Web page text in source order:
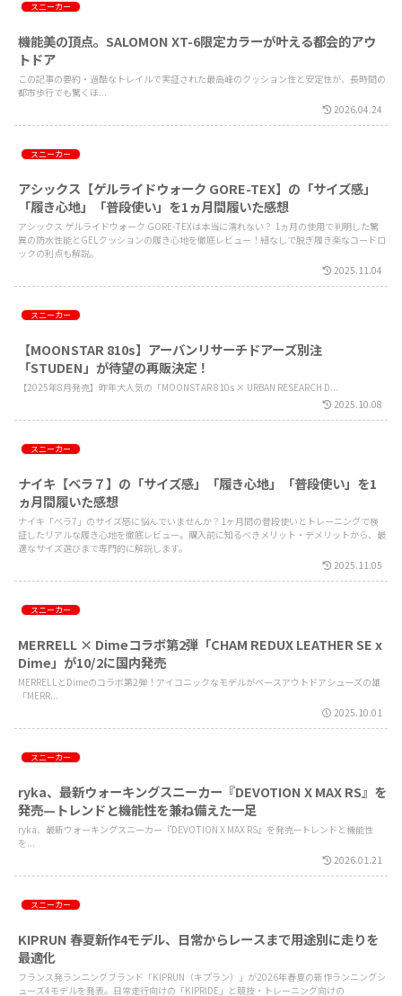
スニーカー
機能美の頂点。SALOMON XT-6限定カラーが叶える都会的アウ
トドア
この記事の要約・過酷なトレイルで実証された最高峰のクッション性と安定性が、長時間の
都市歩行でも驚くほ...
2026.04.24
スニーカー
アシックス【ゲルライドウォーク GORE-TEX】の「サイズ感」
「履き心地」「普段使い」を1ヵ月間履いた感想
アシックス ゲルライドウォーク GORE-TEXは本当に濡れない？ 1ヵ月の使用で判明した驚
異の防水性能とGELクッションの履き心地を徹底レビュー！紐なしで脱ぎ履き楽なコードロ
ックの利点も解説。
2025.11.04
スニーカー
【MOONSTAR 810s】アーバンリサーチドアーズ別注
「STUDEN」が待望の再販決定！
【2025年8月発売】昨年大人気の「MOONSTAR 810s × URBAN RESEARCH D...
2025.10.08
スニーカー
ナイキ【ベラ７】の「サイズ感」「履き心地」「普段使い」を1
ヵ月間履いた感想
ナイキ「ベラ7」のサイズ感に悩んでいませんか？1ヶ月間の普段使いとトレーニングで検
証したリアルな履き心地を徹底レビュー。購入前に知るべきメリット・デメリットから、最
適なサイズ選びまで専門的に解説します。
2025.11.05
スニーカー
MERRELL × Dimeコラボ第2弾「CHAM REDUX LEATHER SE x
Dime」が10/2に国内発売
MERRELLとDimeのコラボ第2弾！アイコニックなモデルがベースアウトドアシューズの雄
「MERR...
2025.10.01
スニーカー
ryka、最新ウォーキングスニーカー『DEVOTION X MAX RS』を
発売—トレンドと機能性を兼ね備えた一足
ryka、最新ウォーキングスニーカー『DEVOTION X MAX RS』を発売—トレンドと機能性
を...
2026.01.21
スニーカー
KIPRUN 春夏新作4モデル、日常からレースまで用途別に走りを
最適化
フランス発ランニングブランド「KIPRUN（キプラン）」が2026年春夏の新作ランニングシ
ューズ4モデルを発表。日常走行向けの「KIPRIDE」と競技・トレーニング向けの